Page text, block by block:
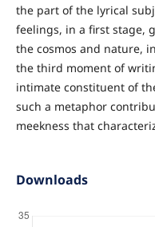
the part of the lyrical
feelings, in a first stage,
the cosmos and nature,
the third moment of
intimate constituent of
such a metaphor
meekness that
Downloads